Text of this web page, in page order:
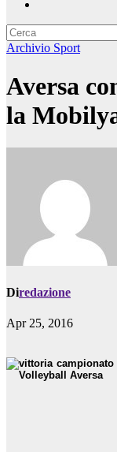
Archivio Sport
Aversa
la
Diredazione
Apr 25, 2016